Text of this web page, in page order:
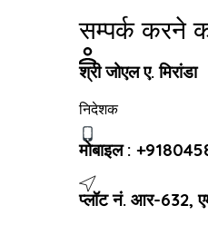
सम्पर्क करने
श्री जोएल ए. मिरांडा
निदेशक
मोबाइल :
प्लॉट नं. आर-632,